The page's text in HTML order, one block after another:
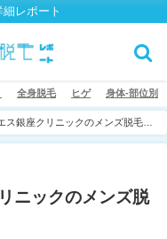
レポート
全身脱毛 ヒゲ 身体-部位別
ス銀座クリニックのメンズ脱毛カ
ニックのメンズ脱